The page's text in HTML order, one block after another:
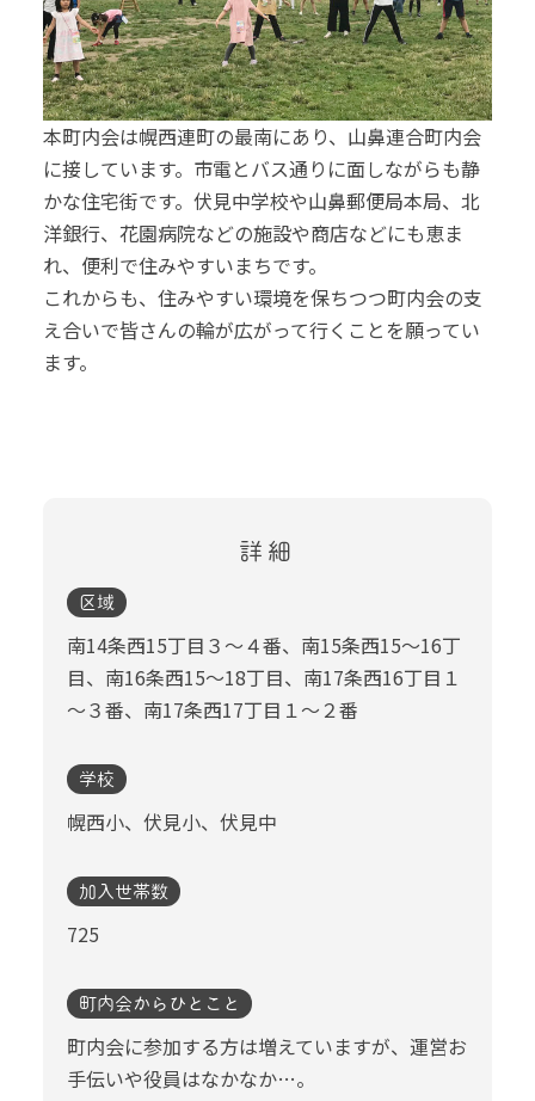
本町内会は幌西連町の最南にあり、山鼻連合町内会
に接しています。市電とバス通りに面しながらも静
かな住宅街です。伏見中学校や山鼻郵便局本局、北
洋銀行、花園病院などの施設や商店などにも恵ま
れ、便利で住みやすいまちです。
これからも、住みやすい環境を保ちつつ町内会の支
え合いで皆さんの輪が広がって行くことを願ってい
ます。
詳細
区域
南14条西15丁目３～４番、南15条西15～16丁
目、南16条西15～18丁目、南17条西16丁目１
～３番、南17条西17丁目１～２番
学校
幌西小、伏見小、伏見中
加入世帯数
725
町内会からひとこと
町内会に参加する方は増えていますが、運営お
手伝いや役員はなかなか…。